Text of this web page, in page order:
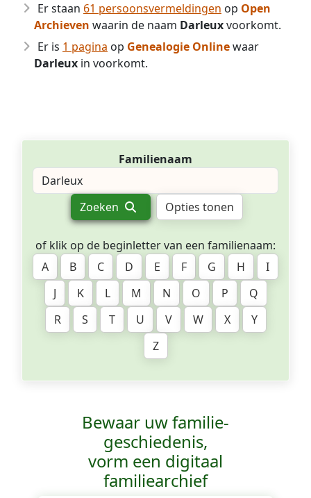
Er staan 61 persoonsvermeldingen op Open
Archieven waarin de naam Darleuxvoorkomt.
Er is 1 pagina op Genealogie Onlinewaar
Darleux in voorkomt.
Familienaam
Zoeken Opties tonen
of klik op de beginletter van een familienaam:
A
B C D E F G H
I
J
K L M N O P
Q
R
S T U V W X
Y
Z
Bewaar uw familie­
geschiedenis,
vorm een digitaal
familiearchief